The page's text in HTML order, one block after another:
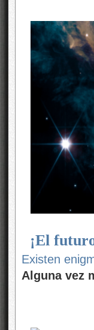
¡El
Existen
Alguna vez